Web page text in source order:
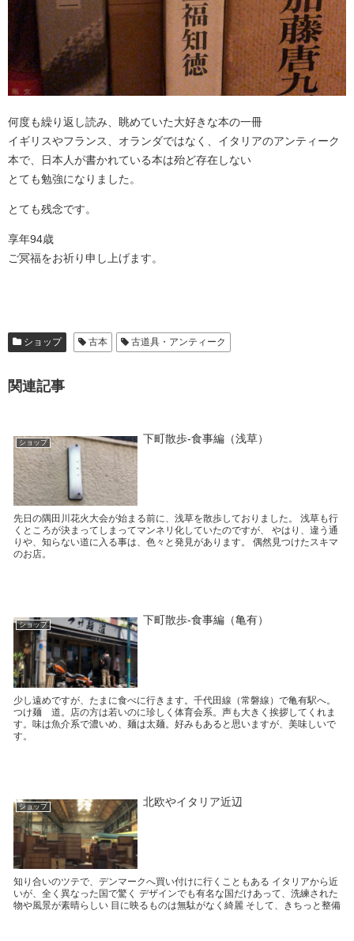
何度も繰り返し読み、眺めていた大好きな本の一冊
イギリスやフランス、オランダではなく、イタリアのアンティーク
本で、日本人が書かれている本は殆ど存在しない
とても勉強になりました。
とても残念です。
享年94歳
ご冥福をお祈り申し上げます。
ショップ 古本 古道具・アンティーク
関連記事
ショップ 下町散歩-食事編（浅草）
先日の隅田川花火大会が始まる前に、浅草を散歩しておりました。 浅草も行
くところが決まってしまってマンネリ化していたのですが、 やはり、違う通
りや、知らない道に入る事は、色々と発見があります。 偶然見つけたスキマ
のお店。
ショップ 下町散歩-食事編（亀有）
少し遠めですが、たまに食べに行きます。千代田線（常磐線）で亀有駅へ。
つけ麺 道。店の方は若いのに珍しく体育会系。声も大きく挨拶してくれま
す。味は魚介系で濃いめ、麺は太麺。好みもあると思いますが、美味しいで
す。
ショップ 北欧やイタリア近辺
知り合いのツテで、デンマークへ買い付けに行くこともある イタリアから近
いが、全く異なった国で驚く デザインでも有名な国だけあって、洗練された
物や風景が素晴らしい 目に映るものは無駄がなく綺麗 そして、きちっと整備